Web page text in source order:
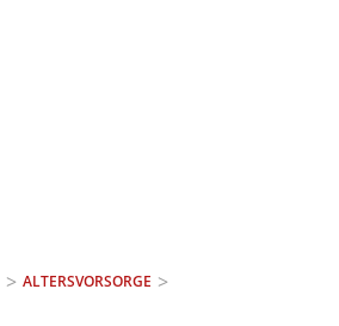
ALTERSVORSORGE